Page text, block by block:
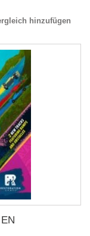
hinzufügen